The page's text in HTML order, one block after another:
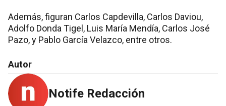
Además, figuran Carlos Capdevilla, Carlos Daviou,
Adolfo Donda Tigel, Luis María Mendía, Carlos José
Pazo, y Pablo García Velazco, entre otros.
Autor
Notife Redacción